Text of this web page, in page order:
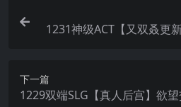
1231神级ACT【又双叒更
下一篇
1229双端SLG【真人后宫】欲